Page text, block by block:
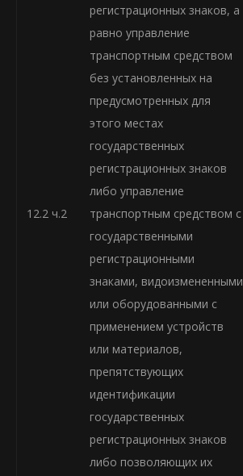
12.2 ч.2
регистрационных знаков, а
равно управление
транспортным средством
без установленных на
предусмотренных для
этого местах
государственных
регистрационных знаков
либо управление
транспортным средством с
государственными
регистрационными
знаками, видоизмененными
или оборудованными с
применением устройств
или материалов,
препятствующих
идентификации
государственных
регистрационных знаков
либо позволяющих их